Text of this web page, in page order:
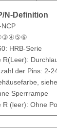
N-Definition
HRB-Serie
der Pins: 2-
Sperrrampe
(leer): Ohne